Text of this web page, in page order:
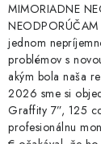
MIMORIADNE
jednom
problémov s
akým bola naša
2026 sme si
Graffity 7”, 125
profesionálnu